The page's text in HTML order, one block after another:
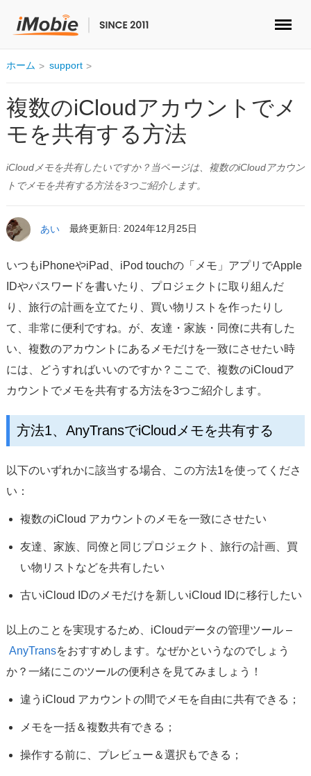
ロック解除&データ復元
データ転送
マルチメディア
便利ツール
ストア
ダウンロード
サポート
言語選択
ホーム support
複数のiCloudアカウントでメ
モを共有する方法
iCloudメモを共有したいですか？当ページは、複数のiCloudアカウン
トでメモを共有する方法を3つご紹介します。
あい 最終更新日: 2024年12月25日
いつもiPhoneやiPad、iPod touchの「メモ」アプリでApple
IDやパスワードを書いたり、プロジェクトに取り組んだ
り、旅行の計画を立てたり、買い物リストを作ったりし
て、非常に便利ですね。が、友達・家族・同僚に共有した
い、複数のアカウントにあるメモだけを一致にさせたい時
には、どうすればいいのですか？ここで、複数のiCloudア
カウントでメモを共有する方法を3つご紹介します。
方法1、AnyTransでiCloudメモを共有する
以下のいずれかに該当する場合、この方法1を使ってくださ
い：
複数のiCloud アカウントのメモを一致にさせたい
友達、家族、同僚と同じプロジェクト、旅行の計画、買
い物リストなどを共有したい
古いiCloud IDのメモだけを新しいiCloud IDに移行したい
以上のことを実現するため、iCloudデータの管理ツール –
AnyTransをおすすめします。なぜかというなのでしょう
か？一緒にこのツールの便利さを見てみましょう！
違うiCloud アカウントの間でメモを自由に共有できる；
メモを一括＆複数共有できる；
操作する前に、プレビュー＆選択もできる；